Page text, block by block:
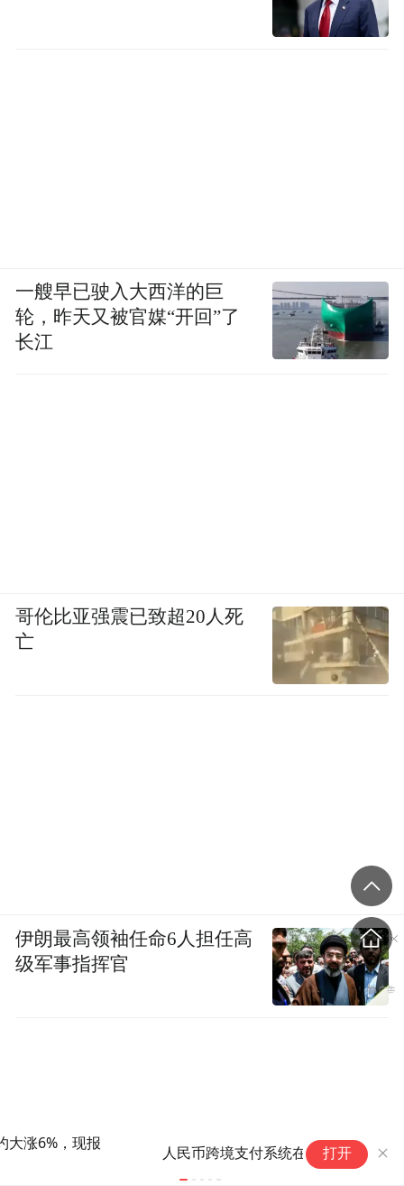
人民币跨境支付系统在纳米比亚启动 打开
一艘早已驶入大西洋的巨
轮，昨天又被官媒“开回”了
长江
哥伦比亚强震已致超20人死
亡
伊朗最高领袖任命6人担任高
级军事指挥官